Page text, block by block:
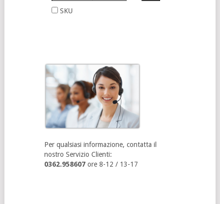
SKU
Per qualsiasi informazione, contatta il
nostro Servizio Clienti:
0362.958607ore 8-12 / 13-17